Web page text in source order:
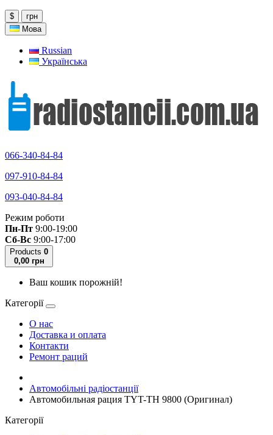
$
грн
Мова
Russian
Українська
066-340-84-84
097-910-84-84
093-040-84-84
Режим роботи
Пн-Пт 9:00-19:00
Сб-Вс 9:00-17:00
Products 0
0,00 грн
Ваш кошик порожній!
Категорії
О нас
Доставка и оплата
Контакти
Ремонт раций
Автомобільні радіостанції
Автомобильная рация TYT-TH 9800 (Оригинал)
Категорії